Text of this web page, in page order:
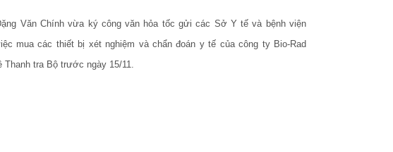
Văn Chính vừa ký công văn hỏa tốc gửi các Sở Y tế và bệnh viện
mua các thiết bị xét nghiệm và chẩn đoán y tế của công ty Bio-Rad
Thanh tra Bộ trước ngày 15/11.